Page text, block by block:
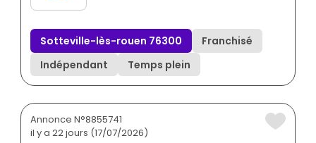
Sotteville-lès-rouen 76300
Franchisé
Indépendant
Temps plein
Annonce N°8855741
il y a 22 jours (17/07/2026)